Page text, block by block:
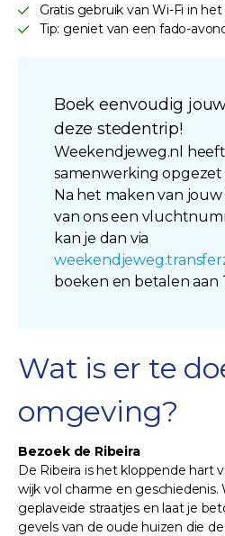
Gratis gebruik van Wi-Fi in
Tip: geniet van een fado-
Boek eenvoudig
deze stedentrip!
Weekendjeweg.nl
samenwerking opgezet
Na het maken van
van ons een
kan je dan via
boeken en betalen aan
Wat is er te
omgeving?
Bezoek de Ribeira
De Ribeira is het kloppende hart
wijk vol charme en geschiedenis.
geplaveide straatjes en laat je
gevels van de oude huizen die